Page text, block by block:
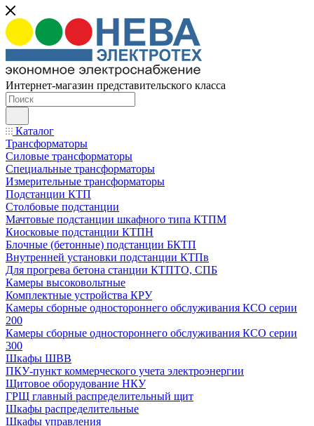
Интернет-магазин представительского класса
Каталог
Трансформаторы
Силовые трансформаторы
Специальные трансформаторы
Измерительные трансформаторы
Подстанции КТП
Столбовые подстанции
Мачтовые подстанции шкафного типа КТПМ
Киосковые подстанции КТПН
Блочные (бетонные) подстанции БКТП
Внутренней установки подстанции КТПв
Для прогрева бетона станции КТПТО, СПБ
Камеры высоковольтные
Комплектные устройства КРУ
Камеры сборные одностороннего обслуживания КСО серии
200
Камеры сборные одностороннего обслуживания КСО серии
300
Шкафы ШВВ
ПКУ-пункт коммерческого учета электроэнергии
Щитовое оборудование НКУ
ГРЩ главный распределительный щит
Шкафы распределительные
Шкафы управления